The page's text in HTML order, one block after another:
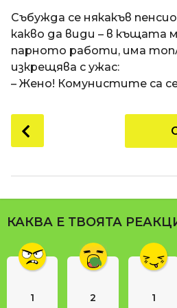
п
р
е
д
и
8
о
н
п
t
i
Събужда се някакъв
какво да види – в къщата
парното работи, има
изкрещява с ужас:
– Жено! Комунистите са
o
P
a
g
n
КАКВА Е ТВОЯТА
1 2 1